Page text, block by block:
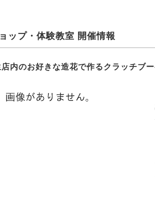
ップ・体験教室 開催情報
内のお好きな造花で作るクラッチブー